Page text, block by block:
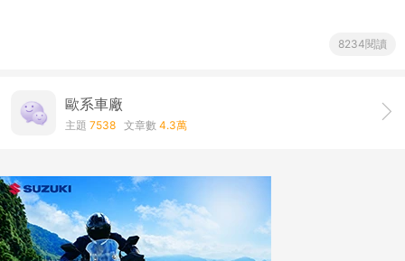
8234閱讀
歐系車廠
主題 7538 文章數 4.3萬